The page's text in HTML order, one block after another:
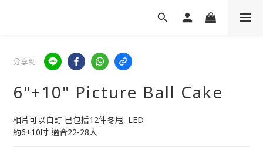
分享到
6"+10" Picture Ball Cake
相片可以自訂 已包括12件冬甩, LED
約6+10吋 適合22-28人